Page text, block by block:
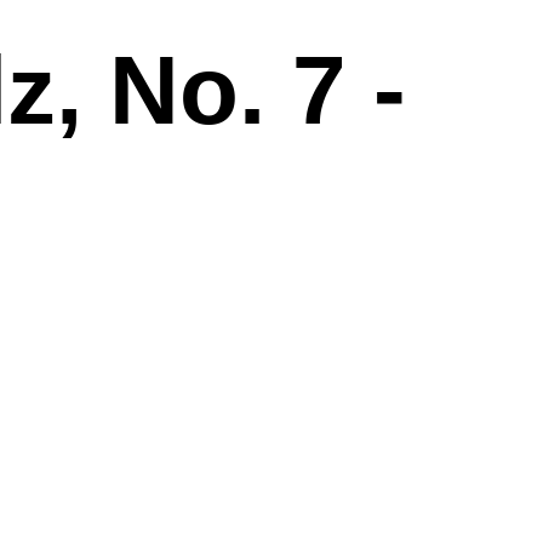
No. 7 -